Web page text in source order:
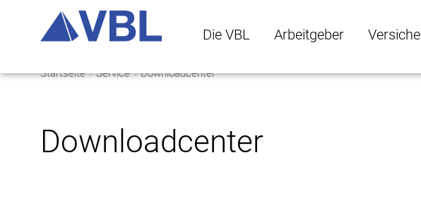
Die VBL Arbeitgeber
Startseite Service Downloadcenter
Downloadcenter